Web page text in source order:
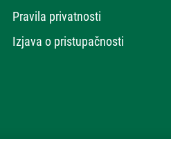
Pravila privatnosti
Izjava o pristupačnosti